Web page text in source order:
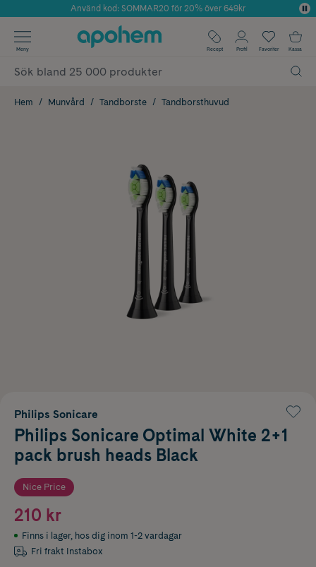
Årets Butik 2025 inom Skönhet
Använd kod: SOMMAR20 för 20% över 649kr
✓ Fri frakt
✓ Poäng på alla köp*
Meny Recept Profil Favoriter Kassa
Hem Munvård Tandborste Tandborsthuvud
Philips Sonicare
Philips Sonicare Optimal White 2+1
pack brush heads Black
Nice Price
210 kr
Finns i lager, hos dig inom 1-2 vardagar
Fri frakt Instabox